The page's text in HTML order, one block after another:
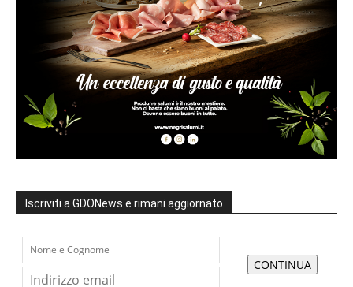
Iscriviti a GDONews e rimani aggiornato